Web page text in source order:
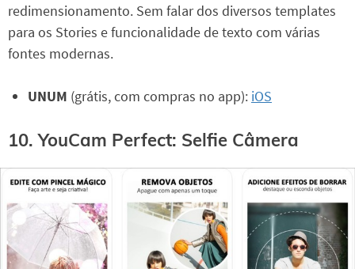
redimensionamento. Sem falar dos diversos templates
para os Stories e funcionalidade de texto com várias
fontes modernas.
UNUM (grátis, com compras no app): iOS
10. YouCam Perfect: Selfie Câmera